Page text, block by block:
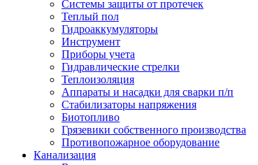
Системы защиты от протечек
Теплый пол
Гидроаккумуляторы
Инструмент
Приборы учета
Гидравлические стрелки
Теплоизоляция
Аппараты и насадки для сварки п/п
Стабилизаторы напряжения
Биотопливо
Грязевики собственного производства
Противопожарное оборудование
Канализация